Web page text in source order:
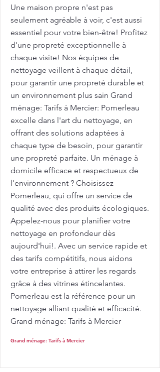
Une maison propre n'est pas
seulement agréable à voir, c'est aussi
essentiel pour votre bien-être! Profitez
d'une propreté exceptionnelle à
chaque visite! Nos équipes de
nettoyage veillent à chaque détail,
pour garantir une propreté durable et
un environnement plus sain Grand
ménage: Tarifs à Mercier: Pomerleau
excelle dans l'art du nettoyage, en
offrant des solutions adaptées à
chaque type de besoin, pour garantir
une propreté parfaite. Un ménage à
domicile efficace et respectueux de
l'environnement ? Choisissez
Pomerleau, qui offre un service de
qualité avec des produits écologiques.
Appelez-nous pour planifier votre
nettoyage en profondeur dès
aujourd'hui!. Avec un service rapide et
des tarifs compétitifs, nous aidons
votre entreprise à attirer les regards
grâce à des vitrines étincelantes.
Pomerleau est la référence pour un
nettoyage alliant qualité et efficacité.
Grand ménage: Tarifs à Mercier
Grand ménage: Tarifs à Mercier